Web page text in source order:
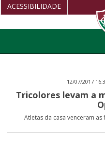
12/07/2017
Tricolores levam a
Atletas da casa venceram as
ACESSIBILIDADE